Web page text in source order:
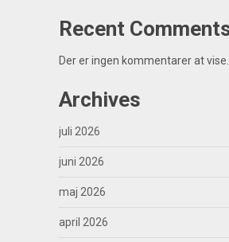
Recent
Der er ingen kommentarer at vise.
Archives
juli 2026
juni 2026
maj 2026
april 2026